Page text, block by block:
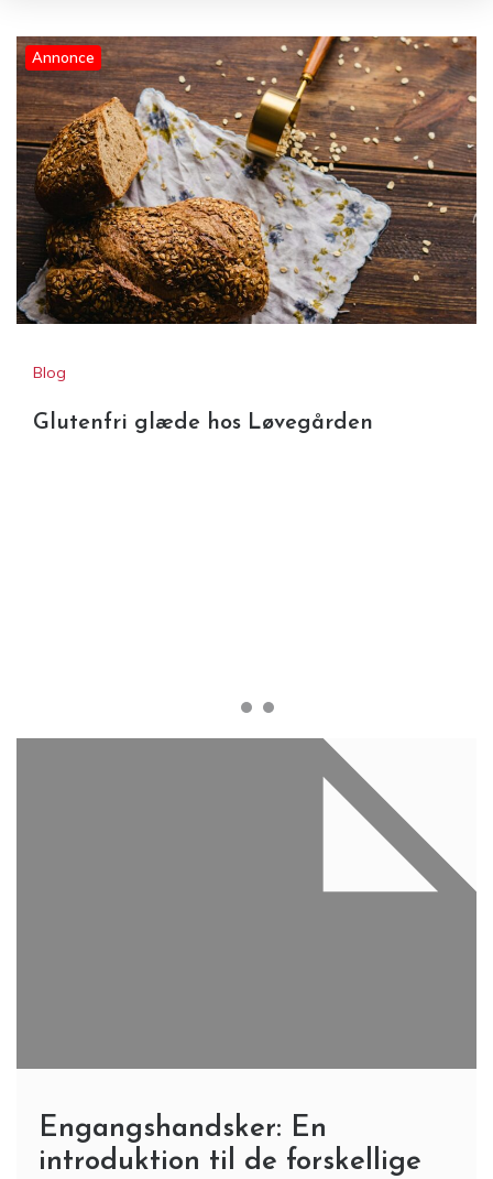
Annonce
Blog
Glutenfri glæde hos Løvegården
Engangshandsker: En
introduktion til de forskellige